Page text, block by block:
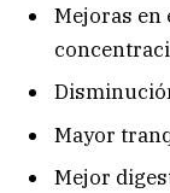
Mejoras en
Mayor
Mejor